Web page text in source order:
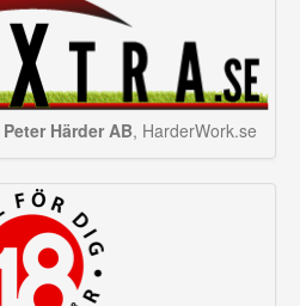
Peter Härder AB, HarderWork.se